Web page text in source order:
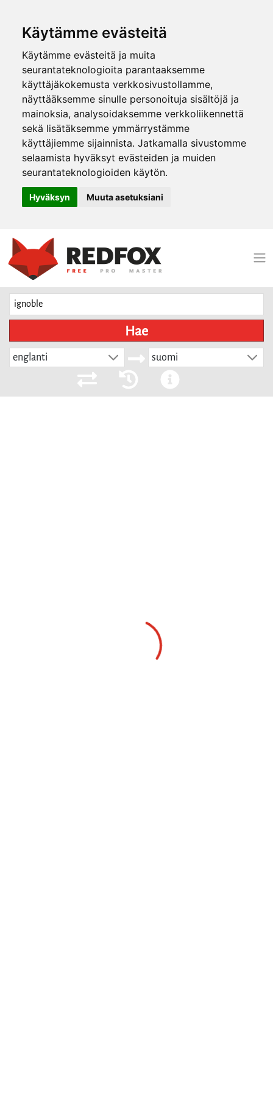
Käytämme evästeitä
Käytämme evästeitä ja muita
seurantateknologioita parantaaksemme
käyttäjäkokemusta verkkosivustollamme,
näyttääksemme sinulle personoituja sisältöjä ja
mainoksia, analysoidaksemme verkkoliikennettä
sekä lisätäksemme ymmärrystämme
käyttäjiemme sijainnista. Jatkamalla sivustomme
selaamista hyväksyt evästeiden ja muiden
seurantateknologioiden käytön.
Hyväksyn Muuta asetuksiani
Hae
englanti suomi